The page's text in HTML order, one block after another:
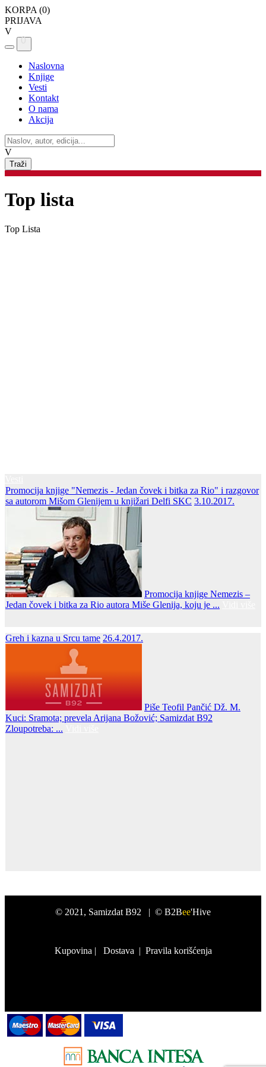
KORPA (0)
PRIJAVA
V
0
Naslovna
Knjige
Vesti
Kontakt
O nama
Akcija
V
Top lista
Top Lista
Promocija knjige "Nemezis - Jedan čovek i bitka za Rio" i razgovor
sa autorom Mišom Glenijem u knjižari Delfi SKC 3.10.2017.
Promocija knjige Nemezis –
Jedan čovek i bitka za Rio autora Miše Glenija, koju je ...
Greh i kazna u Srcu tame 26.4.2017.
Piše Teofil Pančić Dž. M.
Kuci: Sramota; prevela Arijana Božović; Samizdat B92
Zloupotreba: ...
© 2021 , Samizdat B92 | © B2Bee'Hive
Kupovina | Dostava | Pravila korišćenja